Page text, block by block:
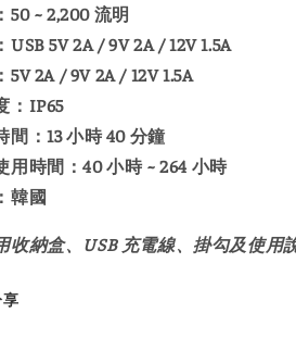
50 ~ 2,200 流明
USB 5V 2A / 9V 2A / 12V 1.5A
5V 2A / 9V 2A / 12V 1.5A
：IP65
間：13 小時 40 分鐘
用時間：40 小時 ~ 264 小時
韓國
收納盒、USB 充電線、掛勾及使用